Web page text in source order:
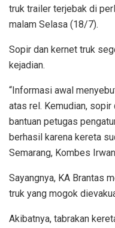
truk trailer terjebak di
malam Selasa (18/7).
Sopir dan kernet truk
kejadian.
“Informasi awal
atas rel. Kemudian,
bantuan petugas
berhasil karena kereta
Semarang, Kombes
Sayangnya, KA Brantas
truk yang mogok
Akibatnya, tabrakan